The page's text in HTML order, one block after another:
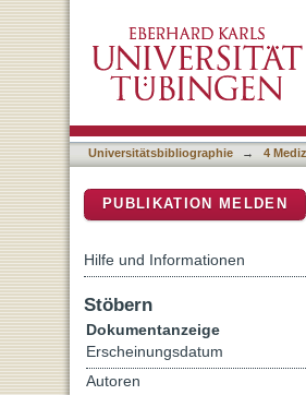
Assessing the need
patients' subjective
Universitätsbibliographie → 4
PUBLIKATION MELDEN
Hilfe und Informationen
Stöbern
Dokumentanzeige
Erscheinungsdatum
Autoren